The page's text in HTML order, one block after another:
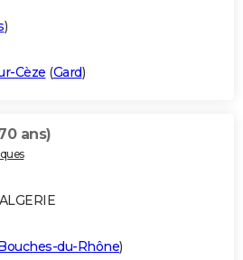
)
Cèze (Gard)
ans)
du-Rhône)